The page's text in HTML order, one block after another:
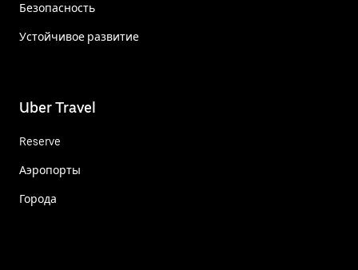
Безопасность
Устойчивое развитие
Uber Travel
Reserve
Аэропорты
Города